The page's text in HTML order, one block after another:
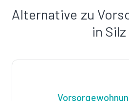
Alternative zu
in Silz